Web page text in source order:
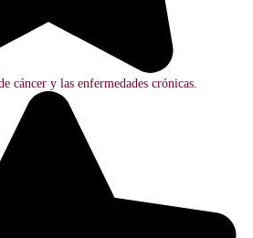
cáncer y las enfermedades crónicas.